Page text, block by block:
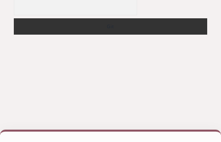
yapbetexper bahis